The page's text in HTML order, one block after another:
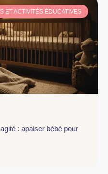
ET ACTIVITÉS ÉDUCATIVES
: apaiser bébé pour